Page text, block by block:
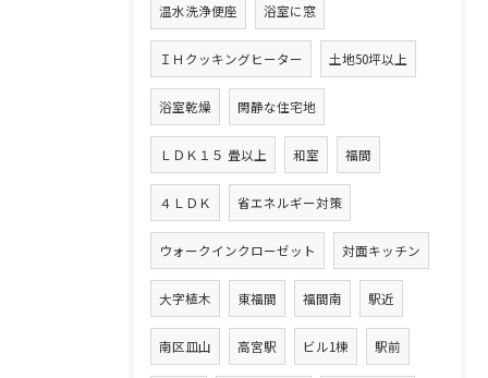
温水洗浄便座 浴室に窓
ＩＨクッキングヒーター 土地50坪以上
浴室乾燥 閑静な住宅地
ＬＤＫ１５ 畳以上 和室 福間
４ＬＤＫ 省エネルギー対策
ウォークインクローゼット 対面キッチン
大字植木 東福間 福間南 駅近
南区皿山 高宮駅 ビル1棟 駅前